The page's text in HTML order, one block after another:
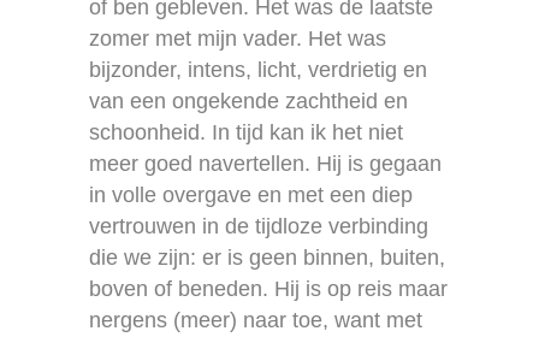
of ben gebleven. Het was de laatste
zomer met mijn vader. Het was
bijzonder, intens, licht, verdrietig en
van een ongekende zachtheid en
schoonheid. In tijd kan ik het niet
meer goed navertellen. Hij is gegaan
in volle overgave en met een diep
vertrouwen in de tijdloze verbinding
die we zijn: er is geen binnen, buiten,
boven of beneden. Hij is op reis maar
nergens (meer) naar toe, want met